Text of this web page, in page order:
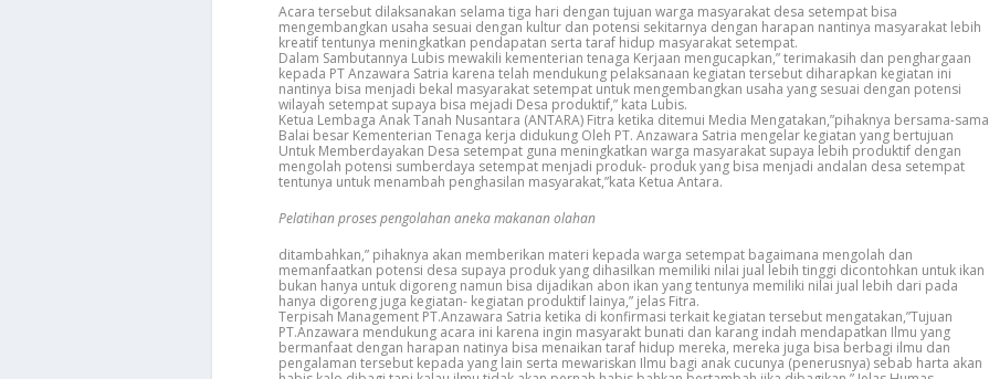
Acara tersebut dilaksanakan selama tiga hari dengan tujuan warga masyarakat desa setempat bisa
mengembangkan usaha sesuai dengan kultur dan potensi sekitarnya dengan harapan nantinya masyarakat lebih
kreatif tentunya meningkatkan pendapatan serta taraf hidup masyarakat setempat.
Dalam Sambutannya Lubis mewakili kementerian tenaga Kerjaan mengucapkan,” terimakasih dan penghargaan
kepada PT Anzawara Satria karena telah mendukung pelaksanaan kegiatan tersebut diharapkan kegiatan ini
nantinya bisa menjadi bekal masyarakat setempat untuk mengembangkan usaha yang sesuai dengan potensi
wilayah setempat supaya bisa mejadi Desa produktif,” kata Lubis.
Ketua Lembaga Anak Tanah Nusantara (ANTARA) Fitra ketika ditemui Media Mengatakan,”pihaknya bersama-sama
Balai besar Kementerian Tenaga kerja didukung Oleh PT. Anzawara Satria mengelar kegiatan yang bertujuan
Untuk Memberdayakan Desa setempat guna meningkatkan warga masyarakat supaya lebih produktif dengan
mengolah potensi sumberdaya setempat menjadi produk- produk yang bisa menjadi andalan desa setempat
tentunya untuk menambah penghasilan masyarakat,”kata Ketua Antara.
Pelatihan proses pengolahan aneka makanan olahan
ditambahkan,” pihaknya akan memberikan materi kepada warga setempat bagaimana mengolah dan
memanfaatkan potensi desa supaya produk yang dihasilkan memiliki nilai jual lebih tinggi dicontohkan untuk ikan
bukan hanya untuk digoreng namun bisa dijadikan abon ikan yang tentunya memiliki nilai jual lebih dari pada
hanya digoreng juga kegiatan- kegiatan produktif lainya,” jelas Fitra.
Terpisah Management PT.Anzawara Satria ketika di konfirmasi terkait kegiatan tersebut mengatakan,”Tujuan
PT.Anzawara mendukung acara ini karena ingin masyarakt bunati dan karang indah mendapatkan Ilmu yang
bermanfaat dengan harapan natinya bisa menaikan taraf hidup mereka, mereka juga bisa berbagi ilmu dan
pengalaman tersebut kepada yang lain serta mewariskan Ilmu bagi anak cucunya (penerusnya) sebab harta akan